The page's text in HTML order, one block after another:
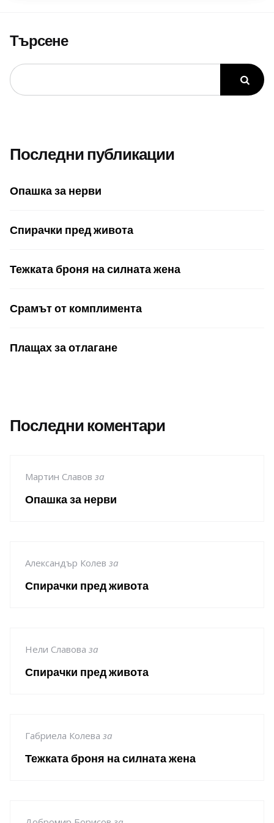
Търсене
Последни публикации
Опашка за нерви
Спирачки пред живота
Тежката броня на силната жена
Срамът от комплимента
Плащах за отлагане
Последни коментари
Мартин Славов за
Опашка за нерви
Александър Колев за
Спирачки пред живота
Нели Славова за
Спирачки пред живота
Габриела Колева за
Тежката броня на силната жена